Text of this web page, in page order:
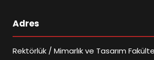
Adres
Rektörlük / Mimarlık ve Tasarım